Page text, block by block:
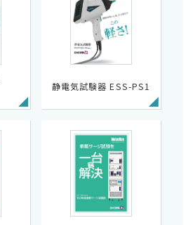
静電気試験器 ESS-PS1